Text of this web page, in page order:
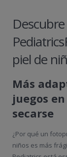
piel de
Más
juegos
secarse
¿Por qué un
niños es más